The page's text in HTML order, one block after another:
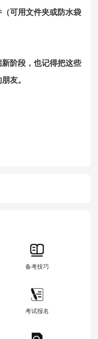
可用文件夹或防水袋
阶段，也记得把这些
友。
备考技巧
考试报名